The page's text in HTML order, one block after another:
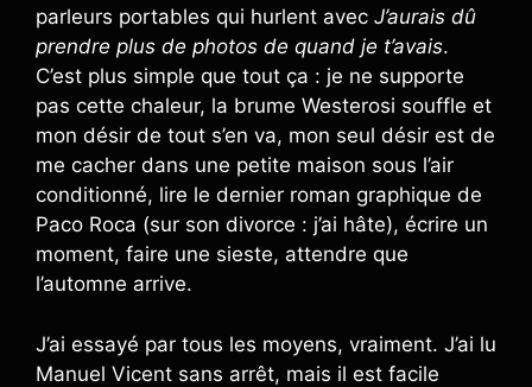
parleurs portables qui hurlent avec J’aurais dû
prendre plus de photos de quand je t’avais.
C’est plus simple que tout ça : je ne supporte
pas cette chaleur, la brume Westerosi souffle et
mon désir de tout s’en va, mon seul désir est de
me cacher dans une petite maison sous l’air
conditionné, lire le dernier roman graphique de
Paco Roca (sur son divorce : j’ai hâte), écrire un
moment, faire une sieste, attendre que
l’automne arrive.
J’ai essayé par tous les moyens, vraiment. J’ai lu
Manuel Vicent sans arrêt, mais il est facile